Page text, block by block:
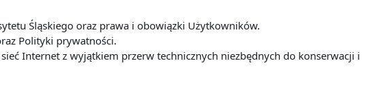
Śląskiego oraz prawa i obowiązki Użytkowników.
Polityki prywatności.
Internet z wyjątkiem przerw technicznych niezbędnych do konserwacji i